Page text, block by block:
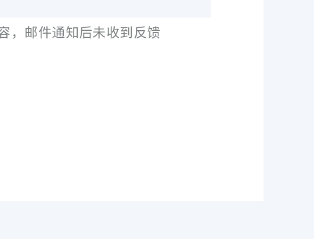
，邮件通知后未收到反馈